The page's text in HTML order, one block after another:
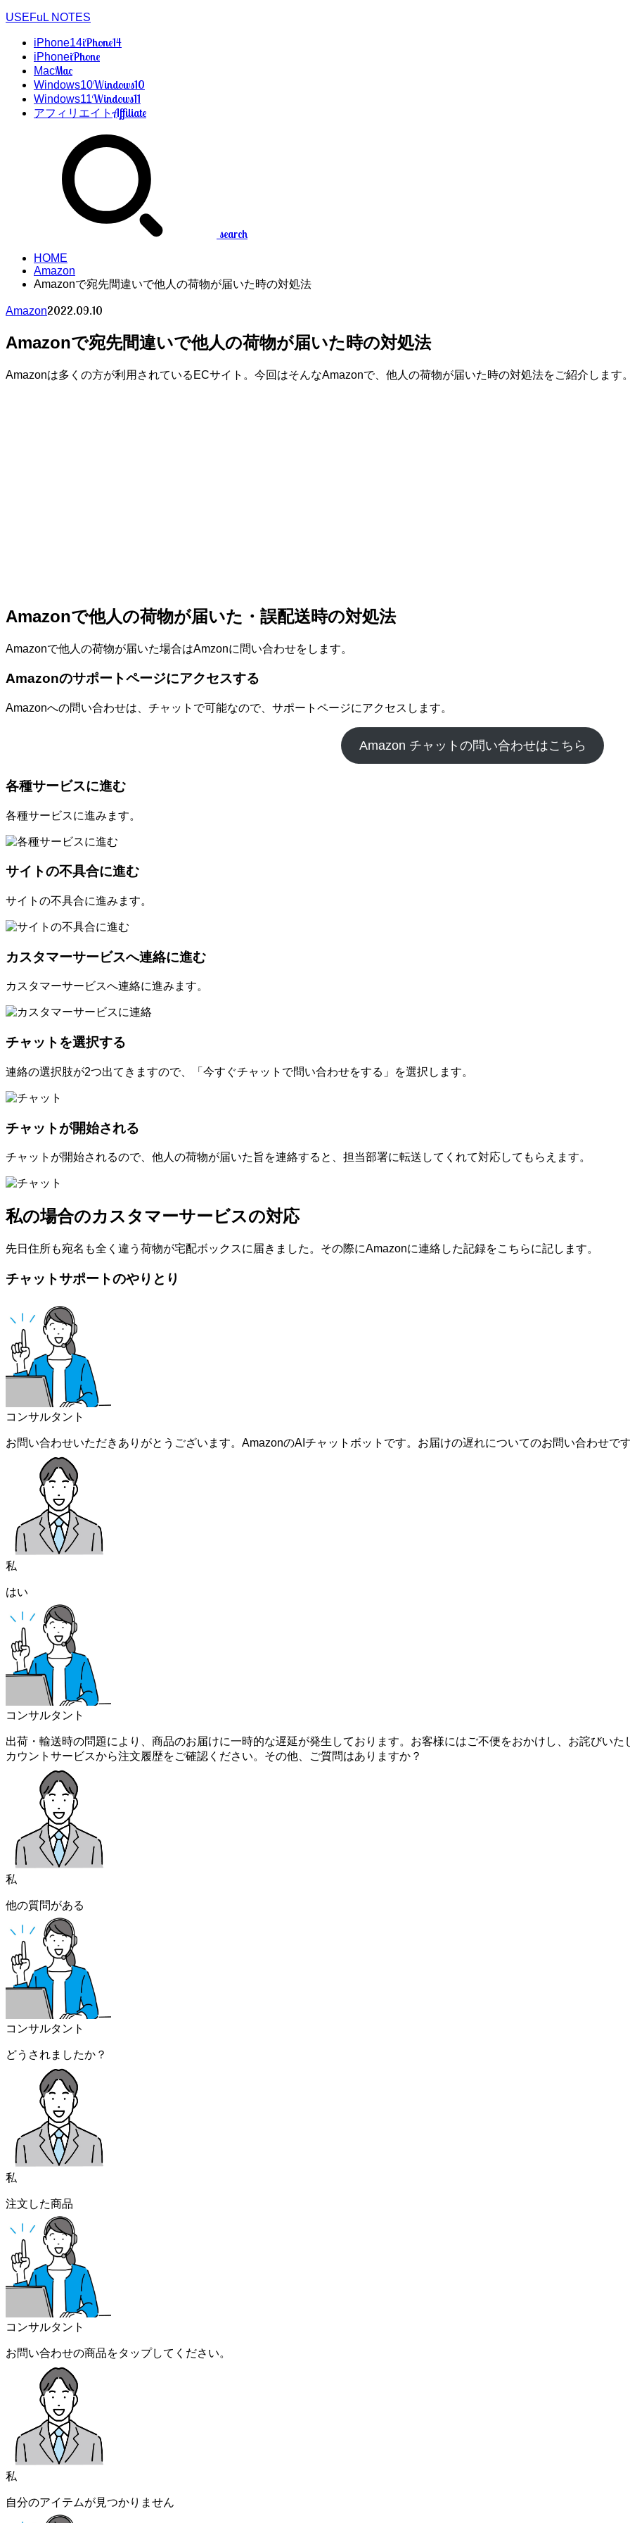
USEFuL NOTES
iPhone14iPhone14
iPhoneiPhone
MacMac
Windows10Windows10
Windows11Windows11
アフィリエイトAffiliate
search
HOME
Amazon
Amazonで宛先間違いで他人の荷物が届いた時の対処法
Amazon2022.09.10
Amazonで宛先間違いで他人の荷物が届いた時の対処法
Amazonは多くの方が利用されているECサイト。今回はそんなAmazonで、他人の荷物が届いた時の対処法をご紹介します
Amazonで他人の荷物が届いた・誤配送時の対処法
Amazonで他人の荷物が届いた場合はAmzonに問い合わせをします。
Amazonのサポートページにアクセスする
Amazonへの問い合わせは、チャットで可能なので、サポートページにアクセスします。
Amazon チャットの問い合わせはこちら
各種サービスに進む
各種サービスに進みます。
サイトの不具合に進む
サイトの不具合に進みます。
カスタマーサービスへ連絡に進む
カスタマーサービスへ連絡に進みます。
チャットを選択する
連絡の選択肢が2つ出てきますので、「今すぐチャットで問い合わせをする」を選択します。
チャットが開始される
チャットが開始されるので、他人の荷物が届いた旨を連絡すると、担当部署に転送してくれて対応してもらえます。
私の場合のカスタマーサービスの対応
先日住所も宛名も全く違う荷物が宅配ボックスに届きました。その際にAmazonに連絡した記録をこちらに記します。
チャットサポートのやりとり
コンサルタント
お問い合わせいただきありがとうございます。AmazonのAIチャットボットです。お届けの遅れについてのお問い合わせで
私
はい
コンサルタント
出荷・輸送時の問題により、商品のお届けに一時的な遅延が発生しております。お客様にはご不便をおかけし、お詫びい
カウントサービスから注文履歴をご確認ください。その他、ご質問はありますか？
私
他の質問がある
コンサルタント
どうされましたか？
私
注文した商品
コンサルタント
お問い合わせの商品をタップしてください。
私
自分のアイテムが見つかりません